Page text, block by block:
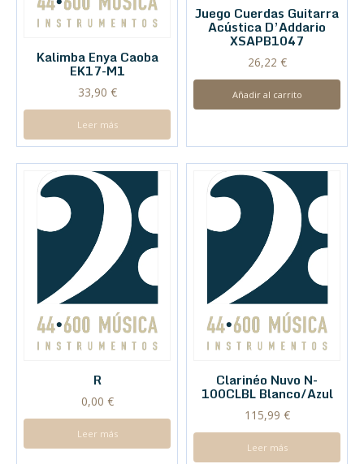
Kalimba Enya Caoba
EK17-M1
33,90 €
Leer más
Juego Cuerdas Guitarra
Acústica D’Addario
XSAPB1047
26,22 €
Añadir al carrito
R
0,00 €
Leer más
Clarinéo Nuvo N-
100CLBL Blanco/Azul
115,99 €
Leer más